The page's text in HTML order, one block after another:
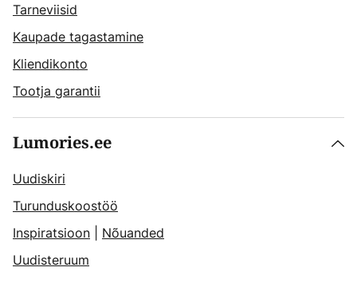
Tarneviisid
Kaupade tagastamine
Kliendikonto
Tootja garantii
Lumories.ee
Uudiskiri
Turunduskoostöö
Inspiratsioon
Nõuanded
Uudisteruum